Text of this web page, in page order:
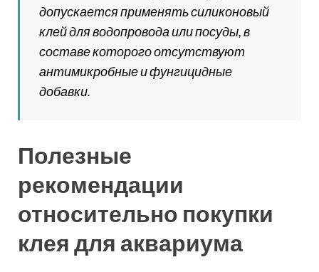
допускается применять силиконовый
клей для водопровода или посуды, в
составе которого отсутствуют
антимикробные и фунгицидные
добавки.
Полезные
рекомендации
относительно покупки
клея для аквариума